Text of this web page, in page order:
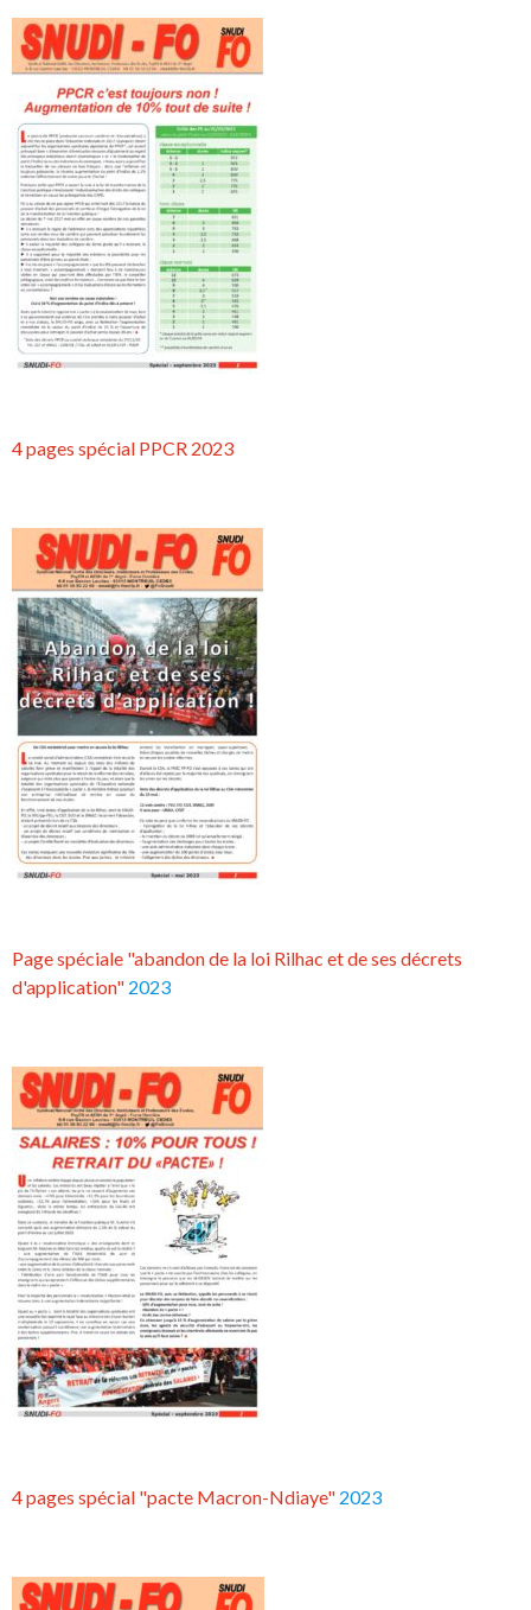
4 pages spécial PPCR 2023
Page spéciale "abandon de la loi Rilhac et de ses décrets
d'application" 2023
4 pages spécial "pacte Macron-Ndiaye" 2023